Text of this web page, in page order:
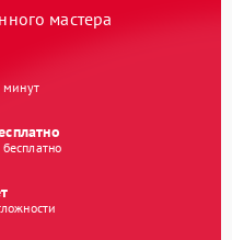
мастера
минут